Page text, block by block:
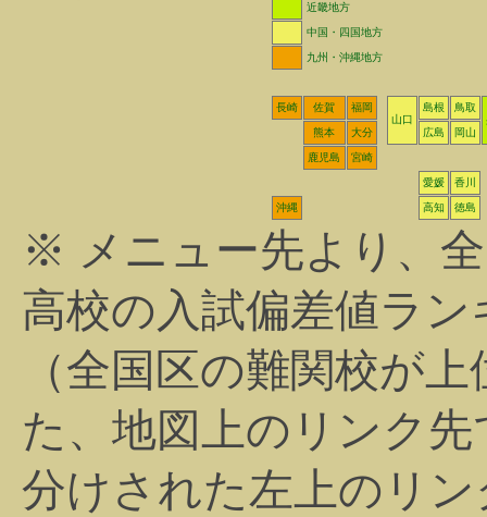
近畿地方
中国・四国地方
九州・沖縄地方
長崎 佐賀
福岡
山口
島根
鳥取
熊本
大分 広島 岡山
鹿児島 宮崎
愛媛 香川
沖縄 高知 徳島
※ メニュー先より、
高校の入試偏差値ラ
（全国区の難関校が
た、地図上のリンク
分けされた左上のリ